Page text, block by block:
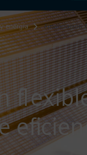
energía Financiación